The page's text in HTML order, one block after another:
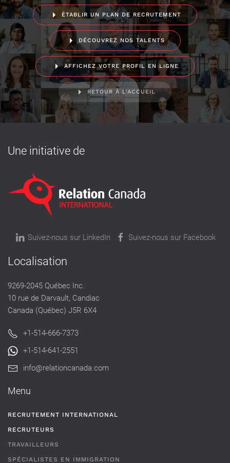
ÉTABLIR UN PLAN DE RECRUTEMENT
DÉCOUVREZ NOS TALENTS
AFFICHEZ VOTRE PROFIL EN LIGNE
RETOUR À L'ACCUEIL
Une initiative de
Suivez-nous sur LinkedIn Suivez-nous sur Facebook
Localisation
9269-2045 Québec Inc.
10 rue de Darvault, Candiac
Canada (Québec) J5R 6X4
+1-514-666-7373
+1-514-641-2551
info@relationcanada.com
Menu
RECRUTEMENT INTERNATIONAL
RECRUTEURS
TRAVAILLEURS
SPÉCIALISTES EN IMMIGRATION